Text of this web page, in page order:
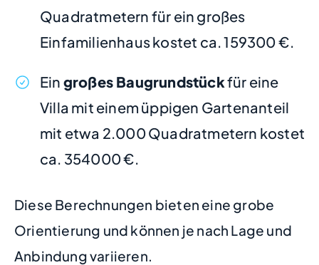
Quadratmetern für ein großes
Einfamilienhaus kostet ca. 159300 €.
Ein großes Baugrundstückfür eine
Villa mit einem üppigen Gartenanteil
mit etwa 2.000 Quadratmetern kostet
ca. 354000 €.
Diese Berechnungen bieten eine grobe
Orientierung und können je nach Lage und
Anbindung variieren.